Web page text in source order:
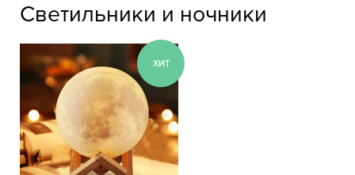
Светильники и ночники